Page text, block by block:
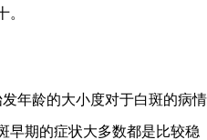
。
龄的大小度对于白斑的病情
早期的症状大多数都是比较稳